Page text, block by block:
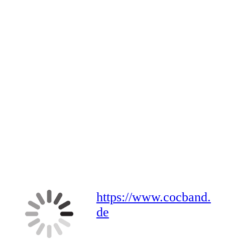
https://www.cocband.
de